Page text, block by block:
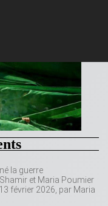
la guerre
et Maria Poumier
février 2026, par Maria